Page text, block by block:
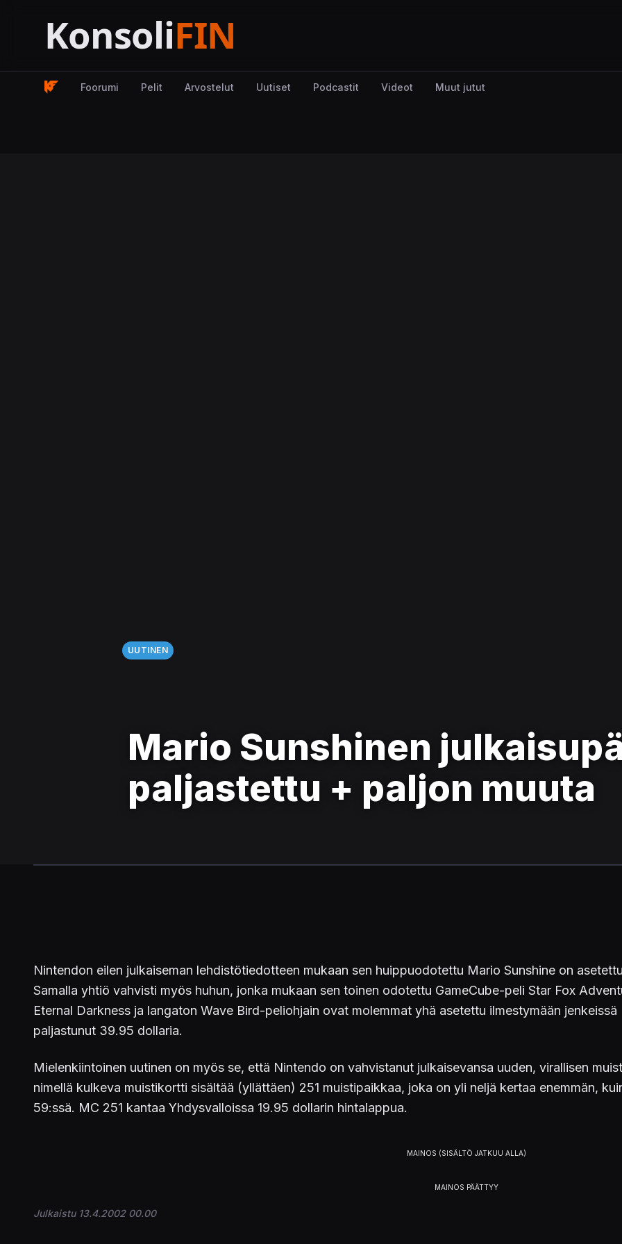
Foorumi Pelit Arvostelut Uutiset Podcastit Videot Muut jutut
UUTINEN
Mario Sunshinen
paljastettu + paljon muuta
Nintendon eilen julkaiseman lehdistötiedotteen mukaan sen huippuodotettu Mario Sunshine on
Samalla yhtiö vahvisti myös huhun, jonka mukaan sen toinen odotettu GameCube-peli Star Fox
Eternal Darkness ja langaton Wave Bird-peliohjain ovat molemmat yhä asetettu ilmestymään
paljastunut 39.95 dollaria.
Mielenkiintoinen uutinen on myös se, että Nintendo on vahvistanut julkaisevansa uuden, virallisen
nimellä kulkeva muistikortti sisältää (yllättäen) 251 muistipaikkaa, joka on yli neljä kertaa enemmän,
59:ssä. MC 251 kantaa Yhdysvalloissa 19.95 dollarin hintalappua.
Julkaistu 13.4.2002 00.00